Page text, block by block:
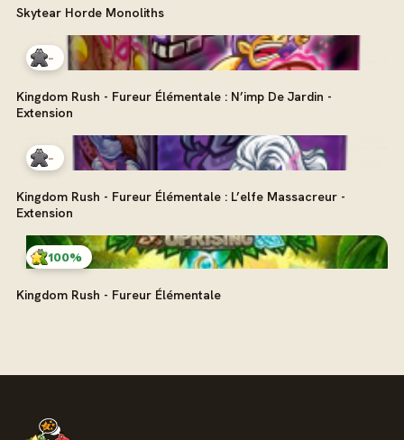
Skytear Horde Monoliths
-
Kingdom Rush - Fureur Élémentale : N’imp De Jardin -
Extension
-
Kingdom Rush - Fureur Élémentale : L’elfe Massacreur -
Extension
100%
Kingdom Rush - Fureur Élémentale